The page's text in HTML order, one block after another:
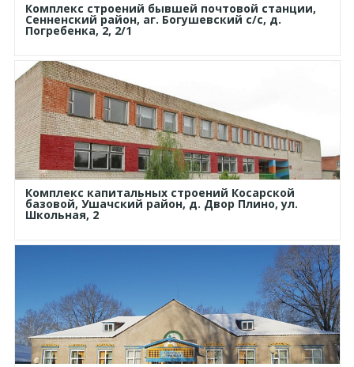
Комплекс строений бывшей почтовой станции,
Сенненский район, аг. Богушевский с/с, д.
Погребенка, 2, 2/1
Комплекс капитальных строений Косарской
базовой, Ушачский район, д. Двор Плино, ул.
Школьная, 2